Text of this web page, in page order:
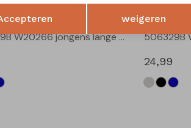
506329B W20266 jongens lange broek Denim grey
Unlocked
24,99
Terug
weigeren